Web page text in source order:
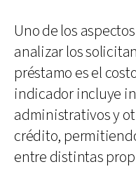
Uno de los
analizar los
préstamo es el
indicador incluye
administrativos y
crédito,
entre distintas